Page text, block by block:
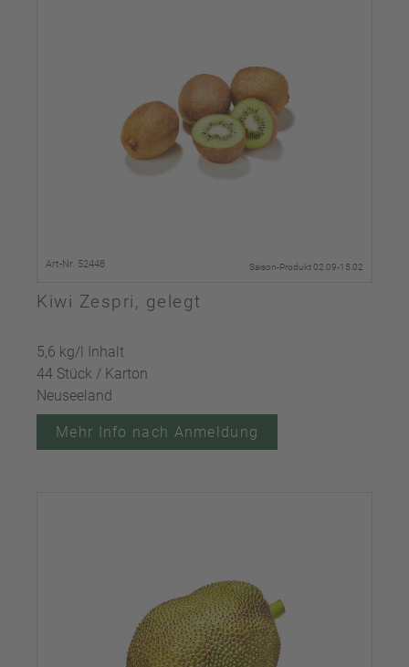
Art-Nr. 52448 Saison-Produkt 02.09-15.02
Kiwi Zespri, gelegt
5,6 kg/l Inhalt
44 Stück / Karton
Neuseeland
Mehr Info nach Anmeldung